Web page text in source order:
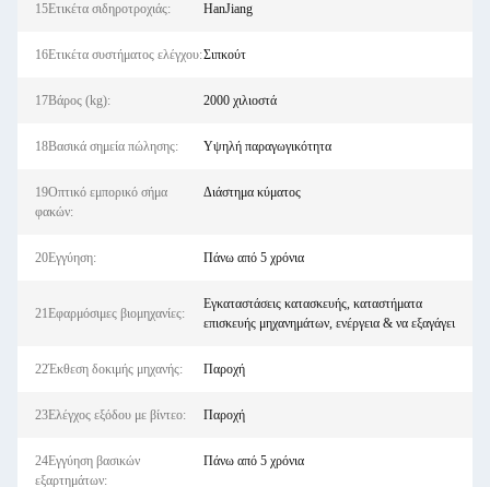
15Ετικέτα σιδηροτροχιάς: HanJiang
16Ετικέτα συστήματος ελέγχου:Σιπκούτ
17Βάρος (kg): 2000 χιλιοστά
18Βασικά σημεία πώλησης: Υψηλή παραγωγικότητα
19Οπτικό εμπορικό σήμα
φακών:
Διάστημα κύματος
20Εγγύηση: Πάνω από 5 χρόνια
21Εφαρμόσιμες βιομηχανίες:
Εγκαταστάσεις κατασκευής, καταστήματα
επισκευής μηχανημάτων, ενέργεια & να εξαγάγει
22Έκθεση δοκιμής μηχανής: Παροχή
23Ελέγχος εξόδου με βίντεο: Παροχή
24Εγγύηση βασικών
εξαρτημάτων:
Πάνω από 5 χρόνια